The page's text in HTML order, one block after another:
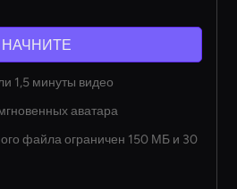
НАЧНИТЕ
1,5 минуты видео
аватара
файла ограничен 150 МБ и 30